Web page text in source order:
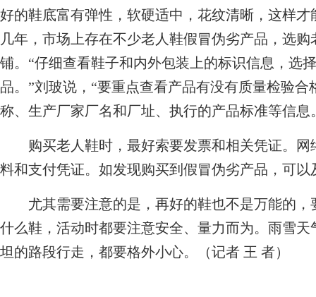
好的鞋底富有弹性，软硬适中，花纹清晰，这样
几年，市场上存在不少老人鞋假冒伪劣产品，选
铺。“仔细查看鞋子和内外包装上的标识信息，选
品。”刘玻说，“要重点查看产品有没有质量检验
称、生产厂家厂名和厂址、执行的产品标准等信息
购买老人鞋时，最好索要发票和相关凭证。网
料和支付凭证。如发现购买到假冒伪劣产品，可
尤其需要注意的是，再好的鞋也不是万能的，
什么鞋，活动时都要注意安全、量力而为。雨雪
坦的路段行走，都要格外小心。（记者 王 者）